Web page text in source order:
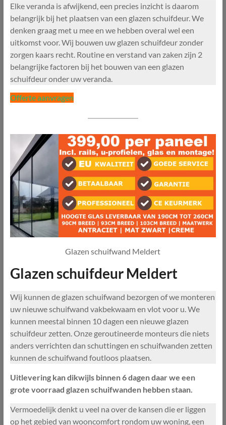
Elke veranda is afwijkend, een precies inzicht is daarom
belangrijk bij het plaatsen van een glazen schuifdeur. We
denken graag met u mee en we hebben overal wel een
uitkomst voor. Wij bouwen uw glazen schuifdeur zonder
zorgen kaars recht. Routine en verstand van zaken zijn 2
belangrijke factoren bij het bouwen van een glazen
schuifdeur onder uw veranda.
Offerte aanvragen
Glazen schuifwand Meldert
Glazen schuifdeur Meldert
Wij kunnen de glazen schuifwand bezorgen of we monteren
uw nieuwe schuifwand vakbekwaam en vlot voor u. We
kunnen meestal binnen 10 dagen een nieuwe glazen
schuifdeur zetten. Onze geroutineerde monteurs die niets
anders verrichten dan schuttingen en schuifwanden zetten
kunnen de schuifwand foutloos plaatsen.
Uitlevering kan dikwijls binnen 6 dagen daar we een
grote voorraad glazen schuifwanden hebben staan.
Vermoedelijk denkt u veel na over de kansen die er liggen
op het gebied van wooncomfort rondom uw woning, een